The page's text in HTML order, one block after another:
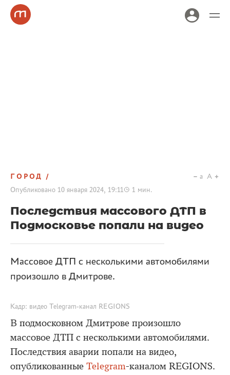
ГОРОД
Опубликовано 10 января 2024, 19:11 1 мин.
a A
Последствия массового ДТП в
Подмосковье попали на видео
Массовое ДТП с несколькими автомобилями
произошло в Дмитрове.
Кадр: видео Telegram-канал REGIONS
В подмосковном Дмитрове произошло
массовое ДТП с несколькими автомобилями.
Последствия аварии попали на видео,
опубликованные Telegram-каналом REGIONS.